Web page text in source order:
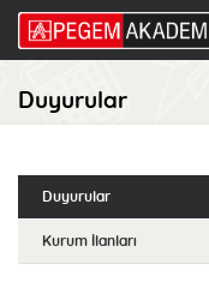
Duyurular
Duyurular
Kurum İlanları